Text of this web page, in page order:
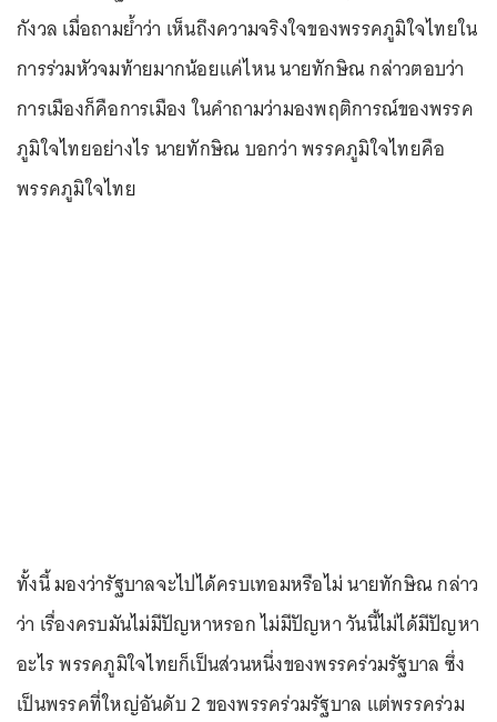
กังวล เมื่อถามย้ำว่า เห็นถึงความจริงใจของพรรคภูมิใจไทยใน
การร่วมหัวจมท้ายมากน้อยแค่ไหน นายทักษิณ กล่าวตอบว่า
การเมืองก็คือการเมือง ในคำถามว่ามองพฤติการณ์ของพรรค
ภูมิใจไทยอย่างไร นายทักษิณ บอกว่า พรรคภูมิใจไทยคือ
พรรคภูมิใจไทย
ทั้งนี้ มองว่ารัฐบาลจะไปได้ครบเทอมหรือไม่ นายทักษิณ กล่าว
ว่า เรื่องครบมันไม่มีปัญหาหรอก ไม่มีปัญหา วันนี้ไม่ได้มีปัญหา
อะไร พรรคภูมิใจไทยก็เป็นส่วนหนึ่งของพรรคร่วมรัฐบาล ซึ่ง
เป็นพรรคที่ใหญ่อันดับ 2 ของพรรคร่วมรัฐบาล แต่พรรคร่วม